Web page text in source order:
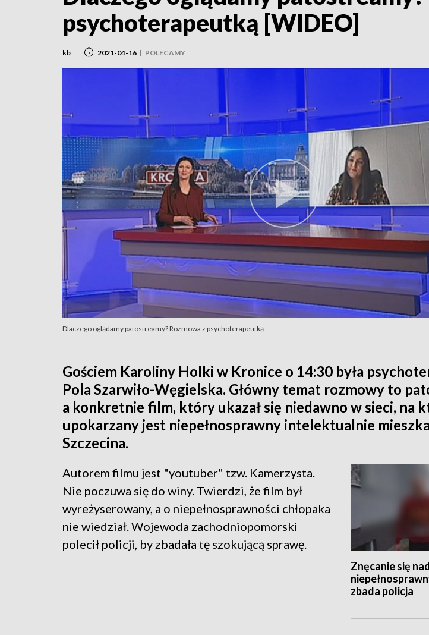
psychoterapeutką [WIDEO]
kb 2021-04-16 | POLECAMY
Dlaczego oglądamy patostreamy? Rozmowa z psychoterapeutką
Gościem Karoliny Holki w Kronice o 14:30 była
Pola Szarwiło-Węgielska. Główny temat rozmowy to
a konkretnie film, który ukazał się niedawno w sieci, na
upokarzany jest niepełnosprawny intelektualnie
Szczecina.
Znęcanie się
zbada policja
Autorem filmu jest "youtuber" tzw. Kamerzysta.
Nie poczuwa się do winy. Twierdzi, że film był
wyreżyserowany, a o niepełnosprawności chłopaka
nie wiedział. Wojewoda zachodniopomorski
polecił policji, by zbadała tę szokującą sprawę.